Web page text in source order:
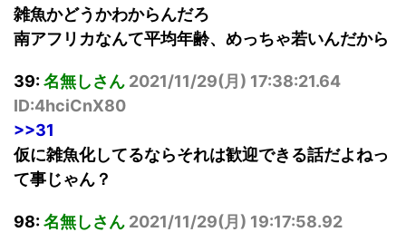
雑魚かどうかわからんだろ
南アフリカなんて平均年齢、めっちゃ若いんだから
39:名無しさん 2021/11/29(月) 17:38:21.64
ID:4hciCnX80
>>31
仮に雑魚化してるならそれは歓迎できる話だよねっ
て事じゃん？
98:名無しさん 2021/11/29(月) 19:17:58.92